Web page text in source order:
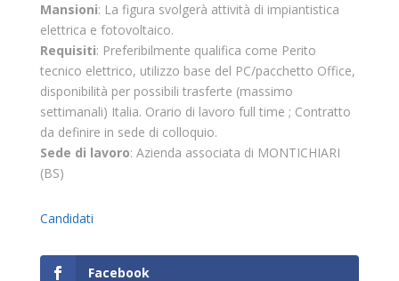
Mansioni: La figura svolgerà attività di impiantistica
elettrica e fotovoltaico.
Requisiti: Preferibilmente qualifica come Perito
tecnico elettrico, utilizzo base del PC/pacchetto Office,
disponibilità per possibili trasferte (massimo
settimanali) Italia. Orario di lavoro full time ; Contratto
da definire in sede di colloquio.
Sede di lavoro: Azienda associata di MONTICHIARI
(BS)
Candidati
Facebook